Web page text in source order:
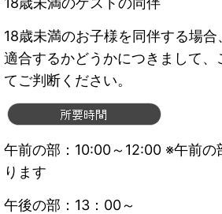
18歳未満のお子様を同伴する場
適合するかどうかにつきまして、
てご判断ください。
午前の部：10:00～12:00 ※午前の
ります
午後の部：13：00～